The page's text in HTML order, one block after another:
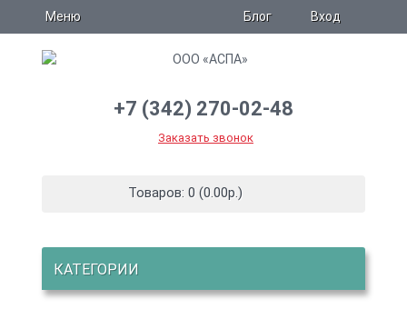
Блог Вход
Меню
+7 (342) 270-02-48
Заказать звонок
Товаров: 0 (0.00р.)
КАТЕГОРИИ